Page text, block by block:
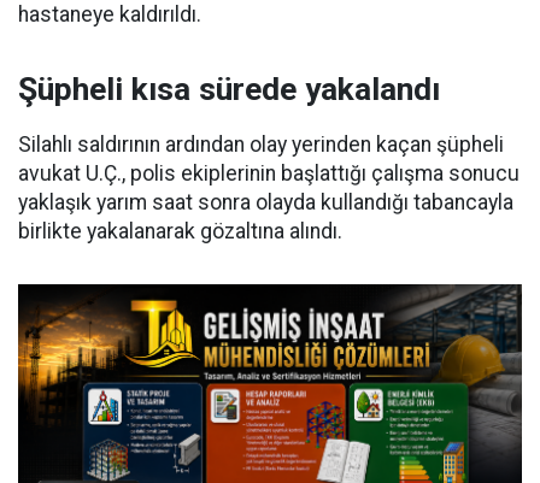
hastaneye kaldırıldı.
Şüpheli kısa sürede yakalandı
Silahlı saldırının ardından olay yerinden kaçan şüpheli
avukat U.Ç., polis ekiplerinin başlattığı çalışma sonucu
yaklaşık yarım saat sonra olayda kullandığı tabancayla
birlikte yakalanarak gözaltına alındı.